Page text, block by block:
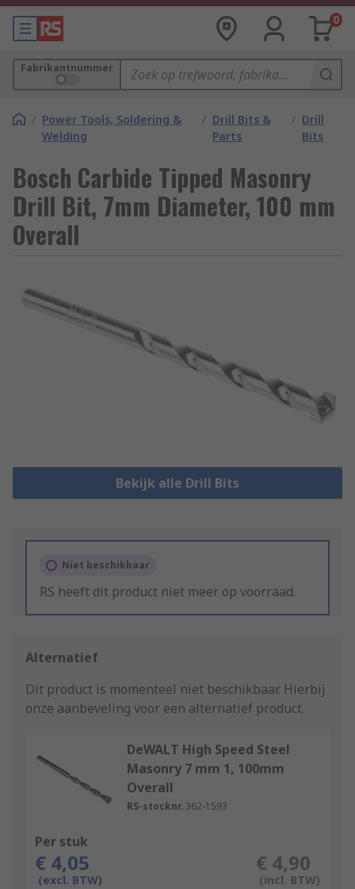
0
Fabrikantnummer
/ Power Tools, Soldering &
Welding
/ Drill Bits &
Parts
/ Drill
Bits
Bosch Carbide Tipped Masonry
Drill Bit, 7mm Diameter, 100 mm
Overall
Bekijk alle Drill Bits
Niet beschikbaar
RS heeft dit product niet meer op voorraad.
Alternatief
Dit product is momenteel niet beschikbaar. Hierbij
onze aanbeveling voor een alternatief product.
DeWALT High Speed Steel
Masonry 7 mm 1, 100mm
Overall
RS-stocknr. 362-1593
Per stuk
€ 4,05
(excl. BTW)
€ 4,90
(incl. BTW)